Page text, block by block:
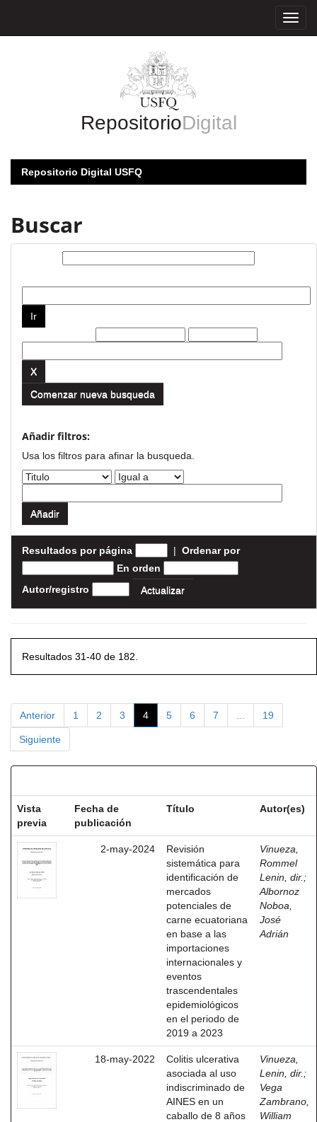
RepositorioDigital
Repositorio Digital USFQ
Buscar
Comenzar nueva busqueda
Añadir filtros:
Usa los filtros para afinar la busqueda.
Resultados por página | Ordenar por
En orden
Autor/registro
Resultados 31-40 de 182.
Anterior 1 2 3 4 5 6 7 19
Siguiente
Vista
previa
Fecha de
publicación
Título Autor(es)
2-may-2024
Revisión
sistemática para
identificación de
mercados
potenciales de
carne ecuatoriana
en base a las
importaciones
internacionales y
eventos
trascendentales
epidemiológicos
en el periodo de
2019 a 2023
Vinueza,
Rommel
Lenin, dir. ;
Albornoz
Noboa,
José
Adrián
18-may-2022
Colitis ulcerativa
asociada al uso
indiscriminado de
AINES en un
caballo de 8 años
Vinueza,
Lenin, dir. ;
Vega
Zambrano,
William